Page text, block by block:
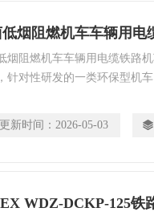
烟阻燃机车车辆用电缆铁路
针对性研发的一类环保型机
酸缄、过载能力强，并具有
更新时间： 2026-05-03
WDZ-DCKP-125铁